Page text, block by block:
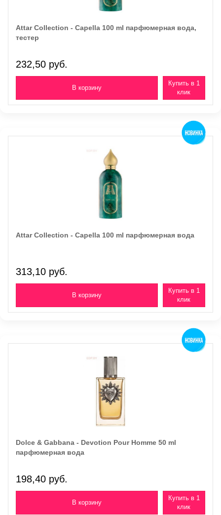
Attar Collection - Capella 100 ml парфюмерная вода,
тестер
232,50 руб.
Купить в 1
клик
Attar Collection - Capella 100 ml парфюмерная вода
313,10 руб.
Купить в 1
клик
Dolce & Gabbana - Devotion Pour Homme 50 ml
парфюмерная вода
198,40 руб.
Купить в 1
клик